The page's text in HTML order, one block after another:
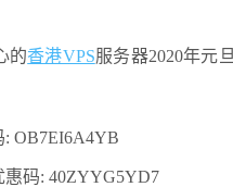
的香港VPS服务器2020年元
OB7EI6A4YB
惠码: 40ZYYG5YD7